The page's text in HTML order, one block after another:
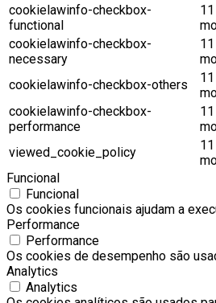
cookielawinfo-checkbox-
functional
11
cookielawinfo-checkbox-
necessary
11
cookielawinfo-checkbox-others
11
cookielawinfo-checkbox-
performance
11
viewed_cookie_policy
11
Funcional
Funcional
Os cookies funcionais ajudam a
Performance
Performance
Os cookies de desempenho são
Analytics
Analytics